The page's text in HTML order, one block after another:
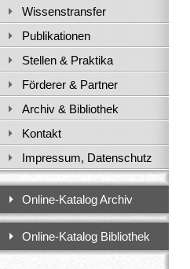
Wissenstransfer
Publikationen
Stellen & Praktika
Förderer & Partner
Archiv & Bibliothek
Kontakt
Impressum, Datenschutz
Online-Katalog Archiv
Online-Katalog Bibliothek